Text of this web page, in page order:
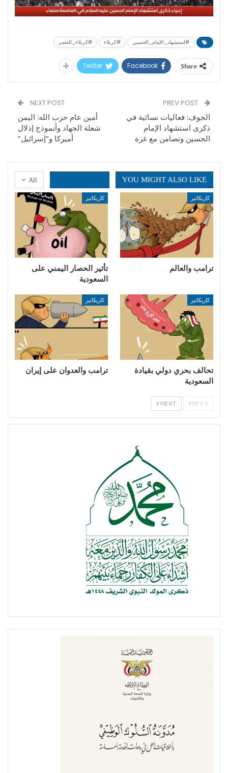
#استشهاد_الإمام_الحسين #كربلاء #كربلاء_العصر
Share
Facebook
Twitter
الجوف: فعاليات نسائية في
ذكرى استشهاد الإمام
الحسين وتضامن مع غزة
NEXT POST
أمين عام حزب الله: اليمن
شعلة الجهاد وأنموذج إذلال
أميركا و”إسرائيل”
All YOU MIGHT ALSO LIKE
كاريكاتير
ترامب والعالم
كاريكاتير
تأثير الحصار اليمني على
السعودية
كاريكاتير
تحالف بحري دولي بقيادة
السعودية
كاريكاتير
ترامب والعدوان على إيران
NEXT